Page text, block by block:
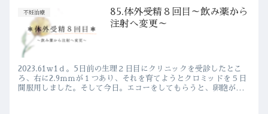
不妊治療
85.体外受精８回目～飲み薬から
注射へ変更～
2023.61ｗ1ｄ。5日前の生理２日目にクリニックを受診したとこ
ろ、右に2.9ｍｍが１つあり、それを育てようとクロミッドを５日
間服用しました。そして今日。エコーをしてもらうと、卵胞が